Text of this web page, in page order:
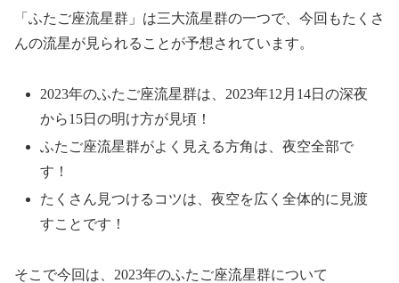
「ふたご座流星群」は三大流星群の一つで、今回もたくさ
んの流星が見られることが予想されています。
2023年のふたご座流星群は、 2023年12月14日の深夜
から15日の明け方が見頃！
ふたご座流星群がよく見える方角は、夜空全部で
す！
たくさん見つけるコツは、夜空を広く全体的に見渡
すことです！
そこで今回は、2023年のふたご座流星群について